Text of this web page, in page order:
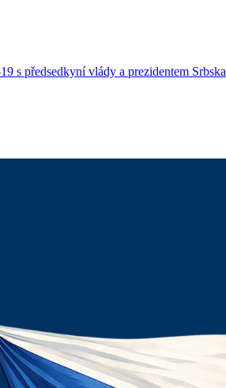
s předsedkyní vlády a prezidentem Srbska